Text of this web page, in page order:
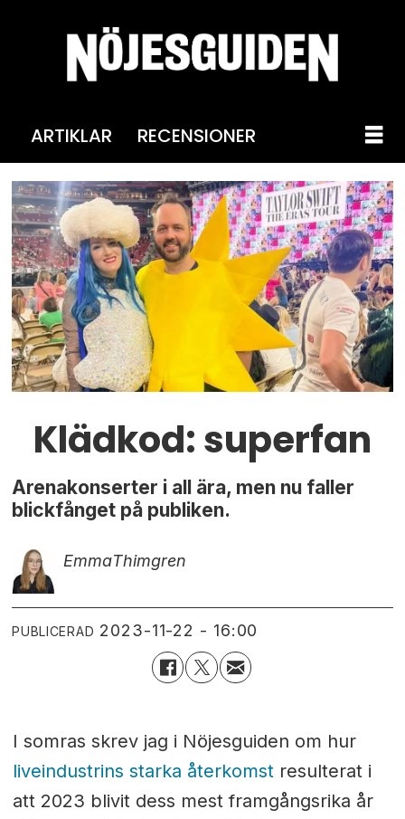
ARTIKLAR RECENSIONER
Klädkod: superfan
Arenakonserter i all ära, men nu faller
blickfånget på publiken.
EmmaThimgren
PUBLICERAD 2023-11-22 - 16:00
I somras skrev jag i Nöjesguiden om hur
liveindustrins starka återkomstresulterat i
att 2023 blivit dess mest framgångsrika år